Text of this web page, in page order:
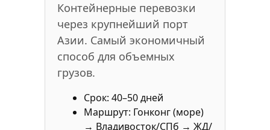
Контейнерные перевозки
через крупнейший порт
Азии. Самый экономичный
способ для объемных
грузов.
Срок: 40–50 дней
Маршрут: Гонконг (море)
→ Владивосток/СПб → ЖД/